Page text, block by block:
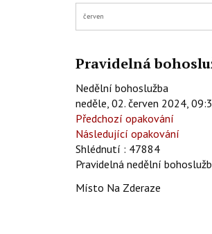
Pravidelná
Nedělní bohoslužba
neděle, 02. červen 2024,
Předchozí opakování
Následující opakování
Shlédnutí : 47884
Pravidelná nedělní
Místo Na Zderaze